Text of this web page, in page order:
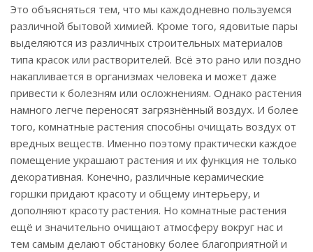
Это объясняться тем, что мы каждодневно пользуемся
различной бытовой химией. Кроме того, ядовитые пары
выделяются из различных строительных материалов
типа красок или растворителей. Всё это рано или поздно
накапливается в организмах человека и может даже
привести к болезням или осложнениям. Однако растения
намного легче переносят загрязнённый воздух. И более
того, комнатные растения способны очищать воздух от
вредных веществ. Именно поэтому практически каждое
помещение украшают растения и их функция не только
декоративная. Конечно, различные керамические
горшки придают красоту и общему интерьеру, и
дополняют красоту растения. Но комнатные растения
ещё и значительно очищают атмосферу вокруг нас и
тем самым делают обстановку более благоприятной и